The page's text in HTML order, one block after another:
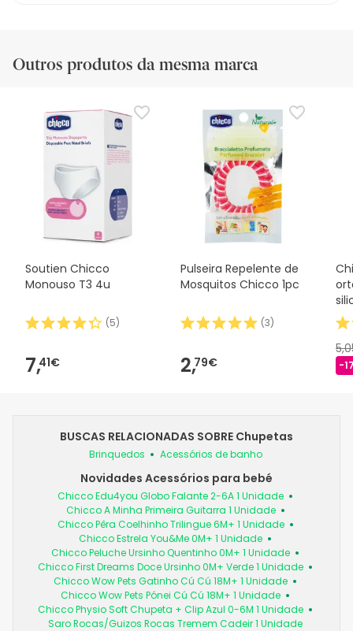
Outros produtos da mesma marca
Soutien Chicco
Monouso T3 4u
(5)
7,41€
Pulseira Repelente de
Mosquitos Chicco 1pc
(3)
2,79€ -
BUSCAS RELACIONADAS SOBRE Chupetas
Brinquedos Acessórios de banho
Novidades Acessórios para bebé
Chicco Edu4you Globo Falante 2-6A 1 Unidade
Chicco A Minha Primeira Guitarra 1 Unidade
Chicco Pêra Coelhinho Trilingue 6M+ 1 Unidade
Chicco Estrela You&Me 0M+ 1 Unidade
Chicco Peluche Ursinho Quentinho 0M+ 1 Unidade
Chicco First Dreams Doce Ursinho 0M+ Verde 1 Unidade
Chicco Wow Pets Gatinho Cú Cú 18M+ 1 Unidade
Chicco Wow Pets Pónei Cú Cú 18M+ 1 Unidade
Chicco Physio Soft Chupeta + Clip Azul 0-6M 1 Unidade
Saro Rocas/Guizos Rocas Tremem Cadeir 1 Unidade